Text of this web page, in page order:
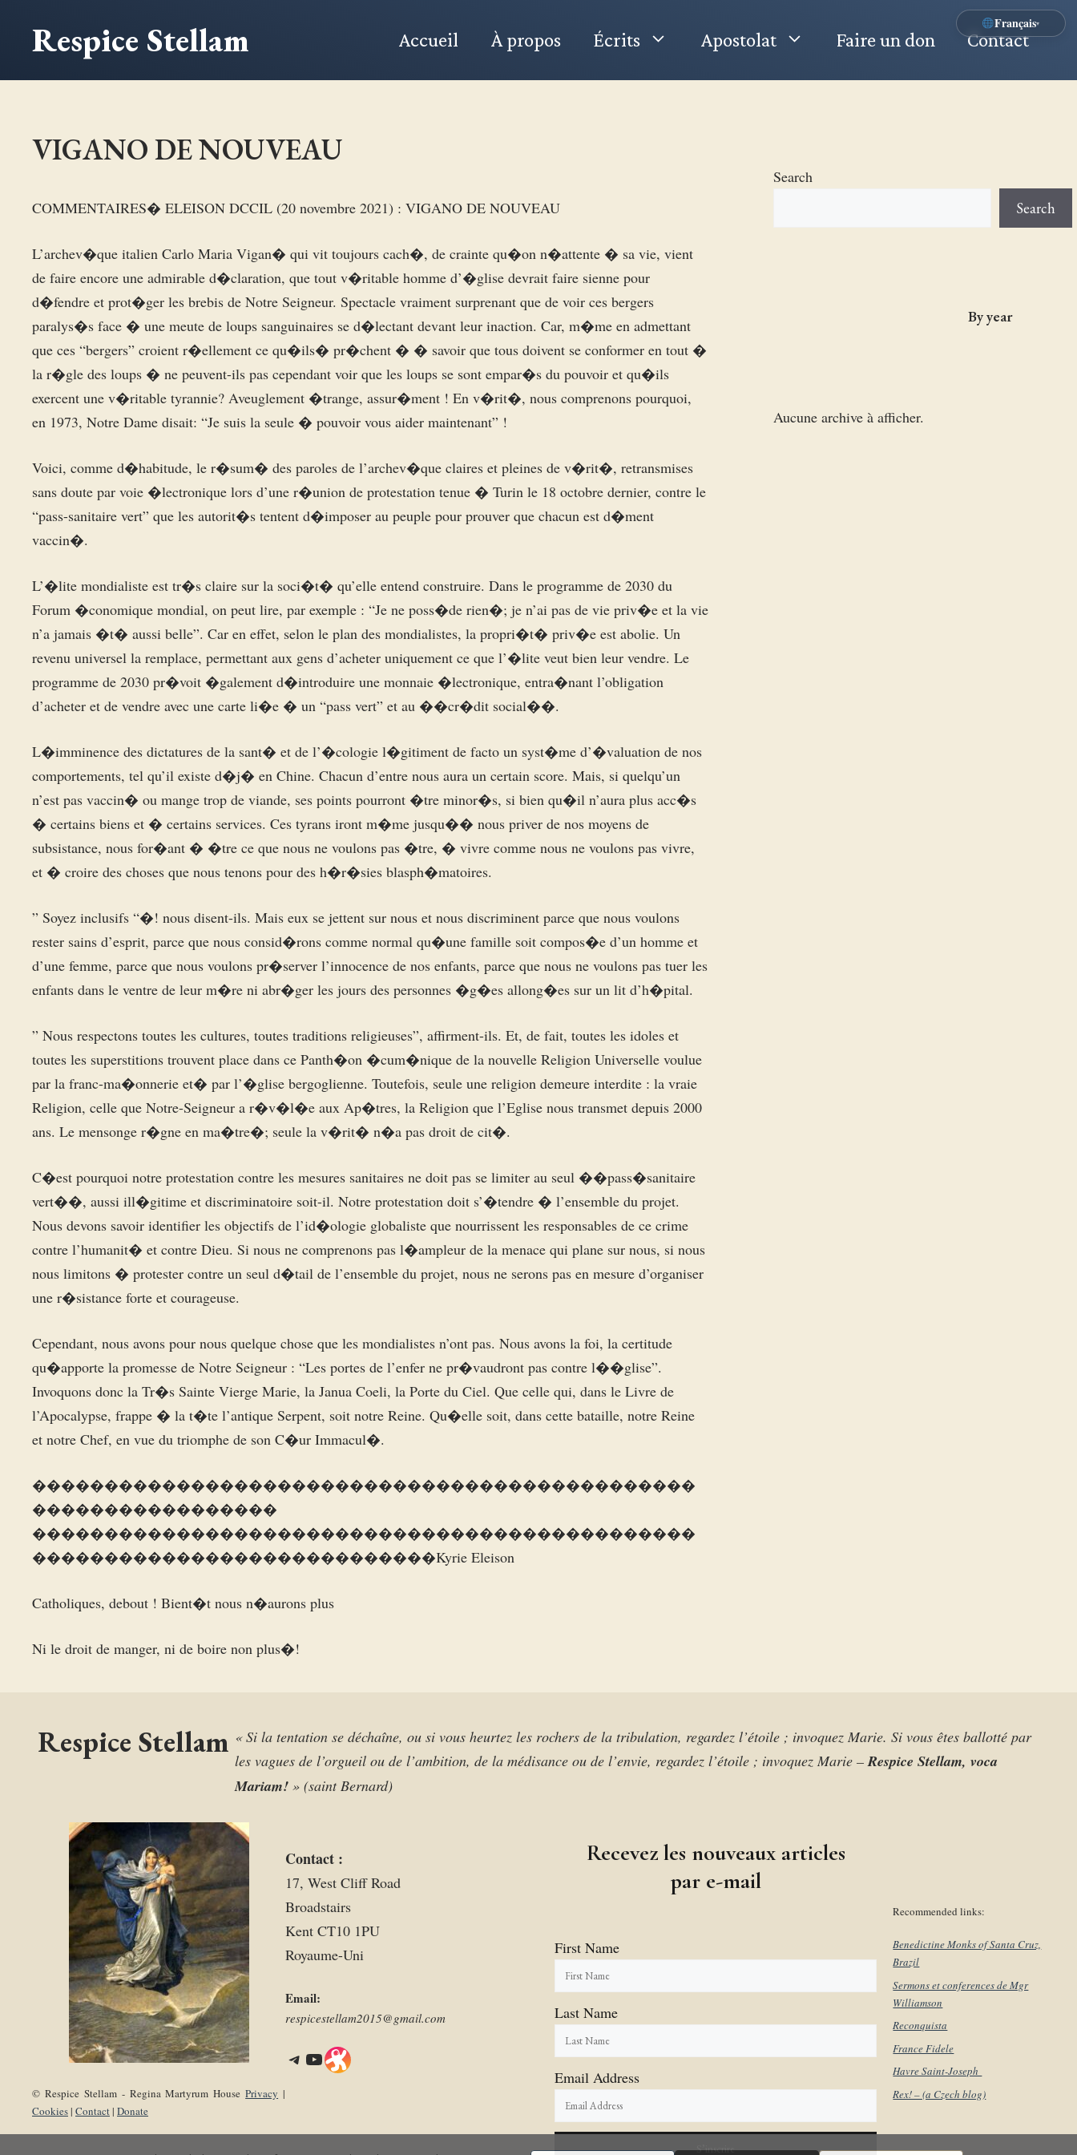
Français▾
Respice Stellam Accueil À propos Écrits Apostolat Faire un don Contact
VIGANO DE NOUVEAU
COMMENTAIRES� ELEISON DCCIL (20 novembre 2021) : VIGANO DE NOUVEAU
L’archev�que italien Carlo Maria Vigan� qui vit toujours cach�, de crainte qu�on n�attente � sa vie, vient
de faire encore une admirable d�claration, que tout v�ritable homme d’�glise devrait faire sienne pour
d�fendre et prot�ger les brebis de Notre Seigneur. Spectacle vraiment surprenant que de voir ces bergers
paralys�s face � une meute de loups sanguinaires se d�lectant devant leur inaction. Car, m�me en admettant
que ces “bergers” croient r�ellement ce qu�ils� pr�chent � � savoir que tous doivent se conformer en tout �
la r�gle des loups � ne peuvent-ils pas cependant voir que les loups se sont empar�s du pouvoir et qu�ils
exercent une v�ritable tyrannie? Aveuglement �trange, assur�ment ! En v�rit�, nous comprenons pourquoi,
en 1973, Notre Dame disait: “Je suis la seule � pouvoir vous aider maintenant” !
Voici, comme d�habitude, le r�sum� des paroles de l’archev�que claires et pleines de v�rit�, retransmises
sans doute par voie �lectronique lors d’une r�union de protestation tenue � Turin le 18 octobre dernier, contre le
“pass-sanitaire vert” que les autorit�s tentent d�imposer au peuple pour prouver que chacun est d�ment
vaccin�.
L’�lite mondialiste est tr�s claire sur la soci�t� qu’elle entend construire. Dans le programme de 2030 du
Forum �conomique mondial, on peut lire, par exemple : “Je ne poss�de rien�; je n’ai pas de vie priv�e et la vie
n’a jamais �t� aussi belle”. Car en effet, selon le plan des mondialistes, la propri�t� priv�e est abolie. Un
revenu universel la remplace, permettant aux gens d’acheter uniquement ce que l’�lite veut bien leur vendre. Le
programme de 2030 pr�voit �galement d�introduire une monnaie �lectronique, entra�nant l’obligation
d’acheter et de vendre avec une carte li�e � un “pass vert” et au ��cr�dit social��.
L�imminence des dictatures de la sant� et de l’�cologie l�gitiment de facto un syst�me d’�valuation de nos
comportements, tel qu’il existe d�j� en Chine. Chacun d’entre nous aura un certain score. Mais, si quelqu’un
n’est pas vaccin� ou mange trop de viande, ses points pourront �tre minor�s, si bien qu�il n’aura plus acc�s
� certains biens et � certains services. Ces tyrans iront m�me jusqu�� nous priver de nos moyens de
subsistance, nous for�ant � �tre ce que nous ne voulons pas �tre, � vivre comme nous ne voulons pas vivre,
et � croire des choses que nous tenons pour des h�r�sies blasph�matoires.
” Soyez inclusifs “�! nous disent-ils. Mais eux se jettent sur nous et nous discriminent parce que nous voulons
rester sains d’esprit, parce que nous consid�rons comme normal qu�une famille soit compos�e d’un homme et
d’une femme, parce que nous voulons pr�server l’innocence de nos enfants, parce que nous ne voulons pas tuer les
enfants dans le ventre de leur m�re ni abr�ger les jours des personnes �g�es allong�es sur un lit d’h�pital.
” Nous respectons toutes les cultures, toutes traditions religieuses”, affirment-ils. Et, de fait, toutes les idoles et
toutes les superstitions trouvent place dans ce Panth�on �cum�nique de la nouvelle Religion Universelle voulue
par la franc-ma�onnerie et� par l’�glise bergoglienne. Toutefois, seule une religion demeure interdite : la vraie
Religion, celle que Notre-Seigneur a r�v�l�e aux Ap�tres, la Religion que l’Eglise nous transmet depuis 2000
ans. Le mensonge r�gne en ma�tre�; seule la v�rit� n�a pas droit de cit�.
C�est pourquoi notre protestation contre les mesures sanitaires ne doit pas se limiter au seul ��pass�sanitaire
vert��, aussi ill�gitime et discriminatoire soit-il. Notre protestation doit s’�tendre � l’ensemble du projet.
Nous devons savoir identifier les objectifs de l’id�ologie globaliste que nourrissent les responsables de ce crime
contre l’humanit� et contre Dieu. Si nous ne comprenons pas l�ampleur de la menace qui plane sur nous, si nous
nous limitons � protester contre un seul d�tail de l’ensemble du projet, nous ne serons pas en mesure d’organiser
une r�sistance forte et courageuse.
Cependant, nous avons pour nous quelque chose que les mondialistes n’ont pas. Nous avons la foi, la certitude
qu�apporte la promesse de Notre Seigneur : “Les portes de l’enfer ne pr�vaudront pas contre l��glise”.
Invoquons donc la Tr�s Sainte Vierge Marie, la Janua Coeli, la Porte du Ciel. Que celle qui, dans le Livre de
l’Apocalypse, frappe � la t�te l’antique Serpent, soit notre Reine. Qu�elle soit, dans cette bataille, notre Reine
et notre Chef, en vue du triomphe de son C�ur Immacul�.
����������������������������������������������
�����������������
����������������������������������������������
����������������������������Kyrie Eleison
Catholiques, debout ! Bient�t nous n�aurons plus
Ni le droit de manger, ni de boire non plus�!
Search
Search
By year
Aucune archive à afficher.
Respice Stellam « Si la tentation se déchaîne, ou si vous heurtez les rochers de la tribulation, regardez l’étoile ; invoquez Marie. Si vous êtes ballotté par
les vagues de l’orgueil ou de l’ambition, de la médisance ou de l’envie, regardez l’étoile ; invoquez Marie –Respice Stellam, voca
Mariam!» (saint Bernard)
© Respice Stellam - Regina Martyrum HousePrivacy |
Cookies| Contact| Donate
Contact :
17, West Cliff Road
Broadstairs
Kent CT10 1PU
Royaume-Uni
Email:
respicestellam2015@gmail.com
Telegram YouTube Link
Recevez les nouveaux articles
par e-mail
First Name
Last Name
Email Address
Recommended links:
Benedictine Monks of Santa Cruz,
Brazil
Sermons et conferences de Mgr
Williamson
Reconquista
France Fidele
Havre Saint-Joseph
Rex! – (a Czech blog)